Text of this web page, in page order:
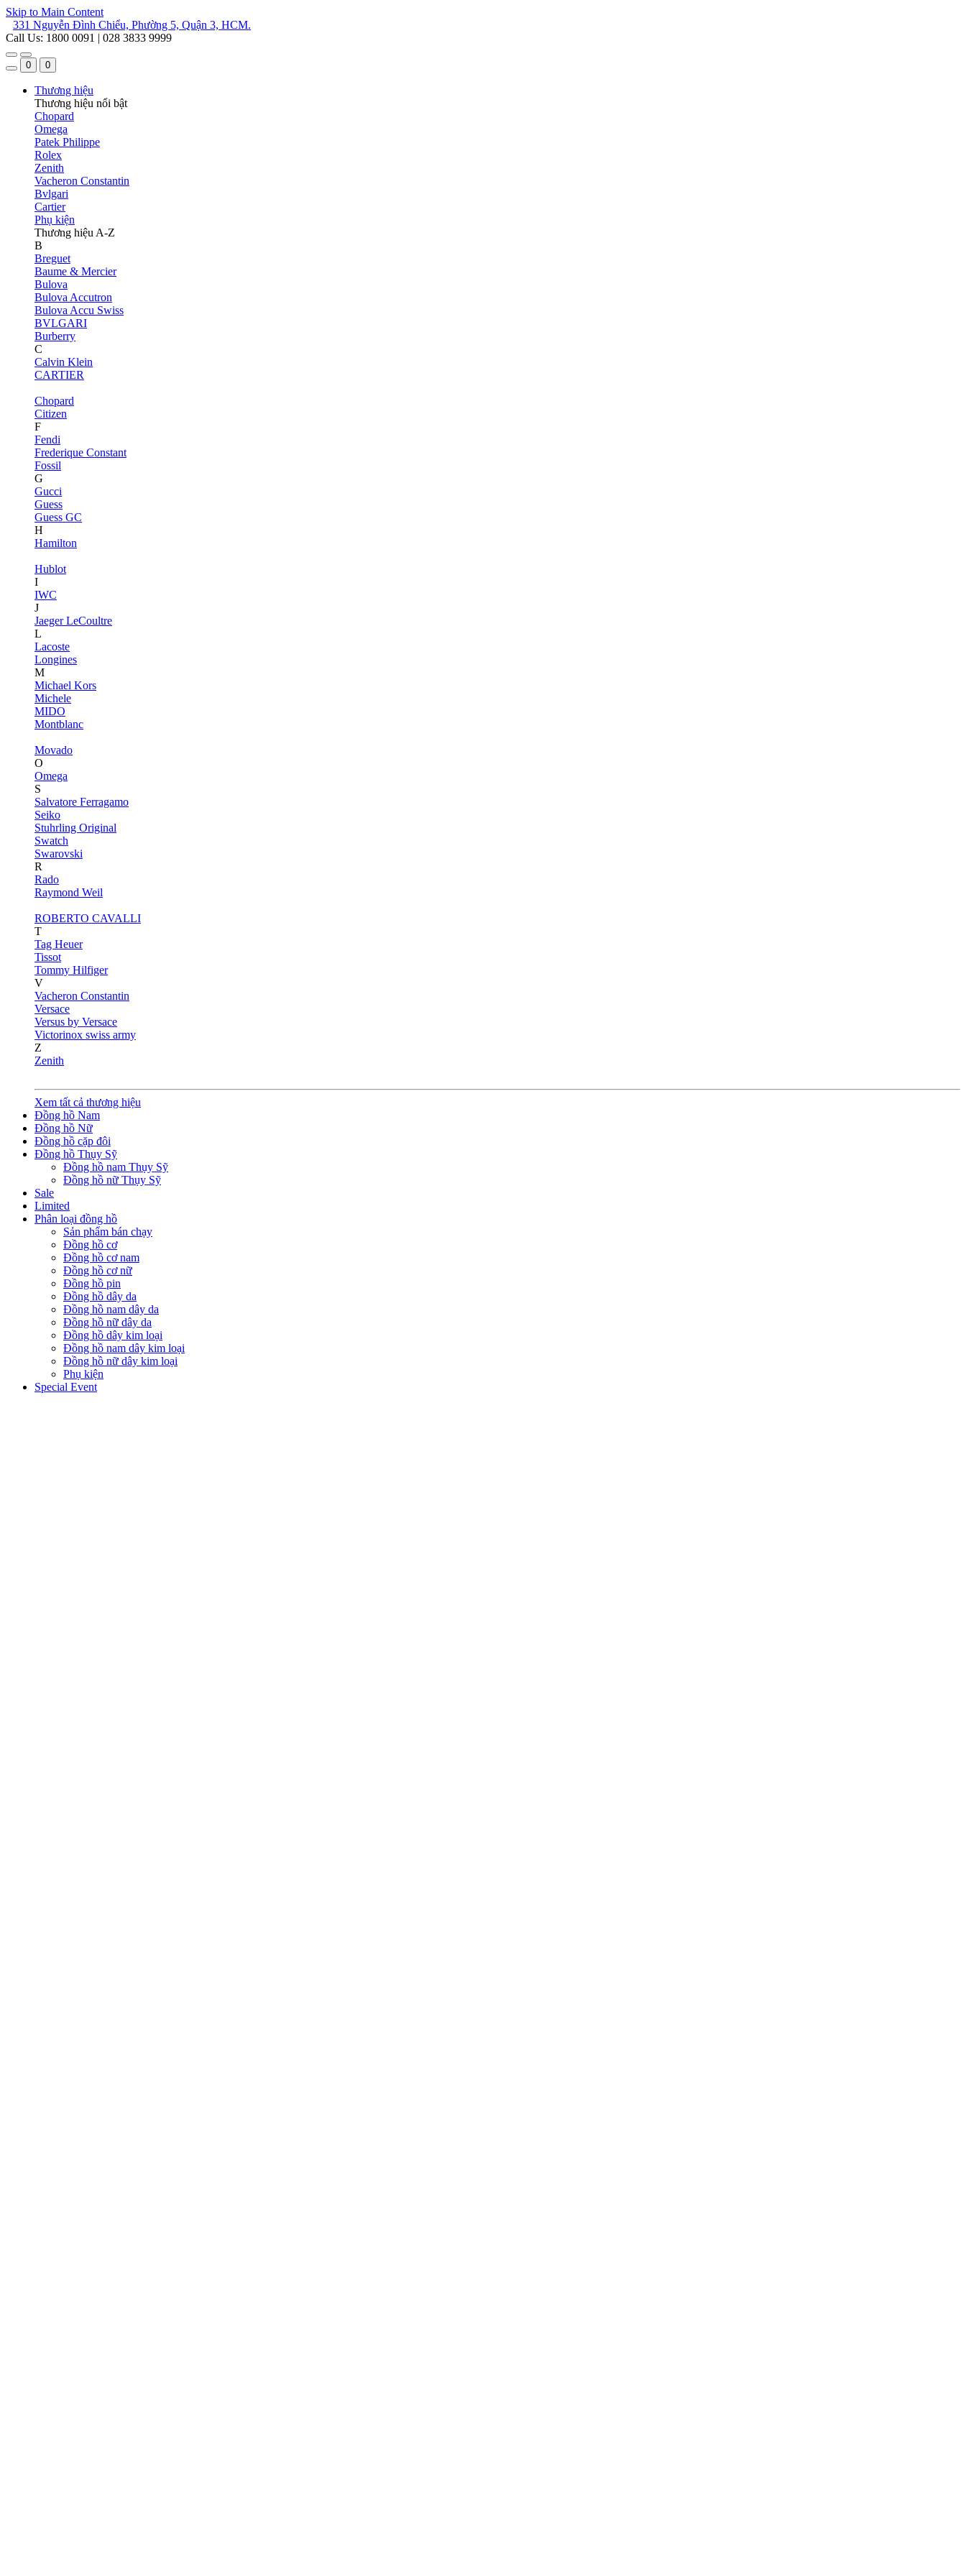
Skip to Main Content
331 Nguyễn Đình Chiểu, Phường 5, Quận 3, HCM.
Call Us: 1800 0091 | 028 3833 9999
0 0
Thương hiệu
Thương hiệu nổi bật
Chopard
Omega
Patek Philippe
Rolex
Zenith
Vacheron Constantin
Bvlgari
Cartier
Phụ kiện
Thương hiệu A-Z
B
Breguet
Baume & Mercier
Bulova
Bulova Accutron
Bulova Accu Swiss
BVLGARI
Burberry
C
Calvin Klein
CARTIER
Chopard
Citizen
F
Fendi
Frederique Constant
Fossil
G
Gucci
Guess
Guess GC
H
Hamilton
Hublot
I
IWC
J
Jaeger LeCoultre
L
Lacoste
Longines
M
Michael Kors
Michele
MIDO
Montblanc
Movado
O
Omega
S
Salvatore Ferragamo
Seiko
Stuhrling Original
Swatch
Swarovski
R
Rado
Raymond Weil
ROBERTO CAVALLI
T
Tag Heuer
Tissot
Tommy Hilfiger
V
Vacheron Constantin
Versace
Versus by Versace
Victorinox swiss army
Z
Zenith
Xem tất cả thương hiệu
Đồng hồ Nam
Đồng hồ Nữ
Đồng hồ cặp đôi
Đồng hồ Thụy Sỹ
Đồng hồ nam Thụy Sỹ
Đồng hồ nữ Thụy Sỹ
Sale
Limited
Phân loại đồng hồ
Sản phẩm bán chạy
Đồng hồ cơ
Đồng hồ cơ nam
Đồng hồ cơ nữ
Đồng hồ pin
Đồng hồ dây da
Đồng hồ nam dây da
Đồng hồ nữ dây da
Đồng hồ dây kim loại
Đồng hồ nam dây kim loại
Đồng hồ nữ dây kim loại
Phụ kiện
Special Event